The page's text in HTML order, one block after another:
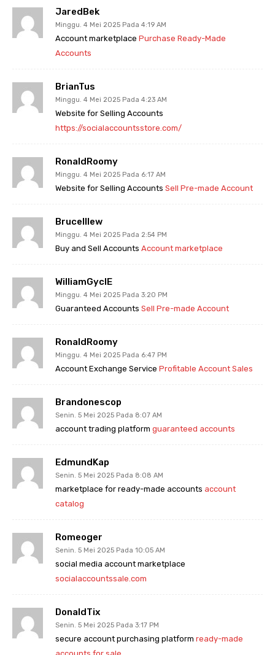
JaredBek
Minggu. 4 Mei 2025 Pada 4:19 AM
Account marketplace Purchase Ready-Made
Accounts
BrianTus
Minggu. 4 Mei 2025 Pada 4:23 AM
Website for Selling Accounts
https://socialaccountsstore.com/
RonaldRoomy
Minggu. 4 Mei 2025 Pada 6:17 AM
Website for Selling Accounts Sell Pre-made Account
BruceIllew
Minggu. 4 Mei 2025 Pada 2:54 PM
Buy and Sell Accounts Account marketplace
WilliamGyclE
Minggu. 4 Mei 2025 Pada 3:20 PM
Guaranteed Accounts Sell Pre-made Account
RonaldRoomy
Minggu. 4 Mei 2025 Pada 6:47 PM
Account Exchange Service Profitable Account Sales
Brandonescop
Senin. 5 Mei 2025 Pada 8:07 AM
account trading platform guaranteed accounts
EdmundKap
Senin. 5 Mei 2025 Pada 8:08 AM
marketplace for ready-made accounts account
catalog
Romeoger
Senin. 5 Mei 2025 Pada 10:05 AM
social media account marketplace
socialaccountssale.com
DonaldTix
Senin. 5 Mei 2025 Pada 3:17 PM
secure account purchasing platform ready-made